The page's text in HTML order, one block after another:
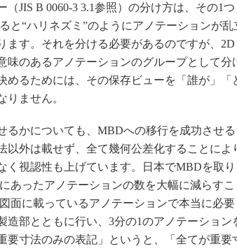
JIS B 0060-3 3.1参照）の分け方は、その1つ
と“ハリネズミ”のようにアノテーションが乱
ます。それを分ける必要があるのですが、2D
味のあるアノテーションのグループとして分
めるためには、その保存ビューを「誰が」「
ません。
かについても、MBDへの移行を成功させる
外は載せず、全て幾何公差化することによ
く視認性も上げています。日本でMBDを取り
あったアノテーションの数を大幅に減らすこ
面に載っているアノテーションで本当に必要
造部とともに行い、3分の1のアノテーション
要寸法のみの表記」というと、「全てが重要